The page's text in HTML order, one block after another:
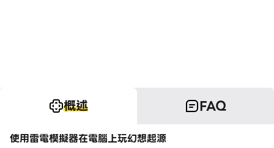
概述 FAQ
使用雷電模擬器在電腦上玩幻想起源